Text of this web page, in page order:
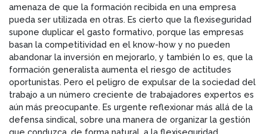
amenaza de que la formación recibida en una empresa
pueda ser utilizada en otras. Es cierto que la flexiseguridad
supone duplicar el gasto formativo, porque las empresas
basan la competitividad en el know-how y no pueden
abandonar la inversión en mejorarlo, y también lo es, que la
formación generalista aumenta el riesgo de actitudes
oportunistas. Pero el peligro de expulsar de la sociedad del
trabajo a un número creciente de trabajadores expertos es
aún más preocupante. Es urgente reflexionar más allá de la
defensa sindical, sobre una manera de organizar la gestión
que conduzca, de forma natural, a la flexiseguridad.